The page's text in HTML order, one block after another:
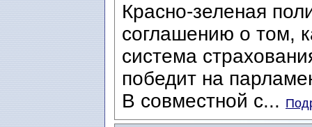
Красно-зеленая
соглашению о том,
система
победит на
В совместной с...